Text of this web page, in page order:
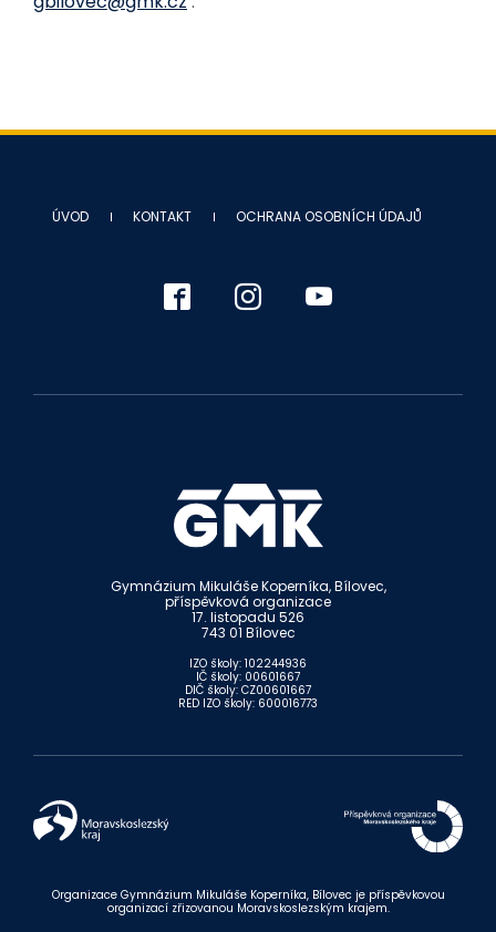
ÚVOD KONTAKT OCHRANA OSOBNÍCH ÚDAJŮ
Gymnázium Mikuláše Koperníka, Bílovec,
příspěvková organizace
17. listopadu 526
743 01 Bílovec
IZO školy: 102244936
IČ školy: 00601667
DIČ školy: CZ00601667
RED IZO školy: 600016773
Organizace Gymnázium Mikuláše Koperníka, Bílovec je příspěvkovou
organizací zřizovanou Moravskoslezským krajem.